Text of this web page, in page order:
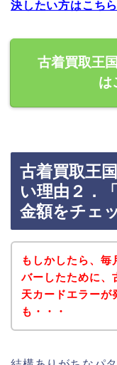
決したい方はこちら
古着買取王
は
古着買取王
い理由２．
金額をチェ
もしかしたら、毎
バーしたために、
天カードエラーが
も・・・